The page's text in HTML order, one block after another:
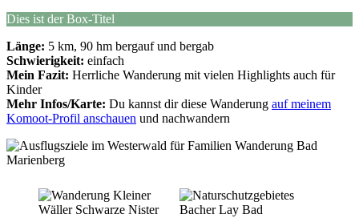
Dies ist der Box-Titel
Länge: 5 km, 90 hm bergauf und bergab
Schwierigkeit: einfach
Mein Fazit: Herrliche Wanderung mit vielen Highlights auch für
Kinder
Mehr Infos/Karte: Du kannst dir diese Wanderung auf meinem
Komoot-Profil anschauen und nachwandern